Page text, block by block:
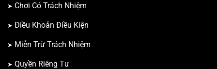
Chơi Có Trách Nhiệm
Điều Khoản Điều Kiện
Miễn Trừ Trách Nhiệm
Quyền Riêng Tư